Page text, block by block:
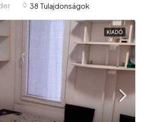
38 Tulajdonságok
KIADÓ